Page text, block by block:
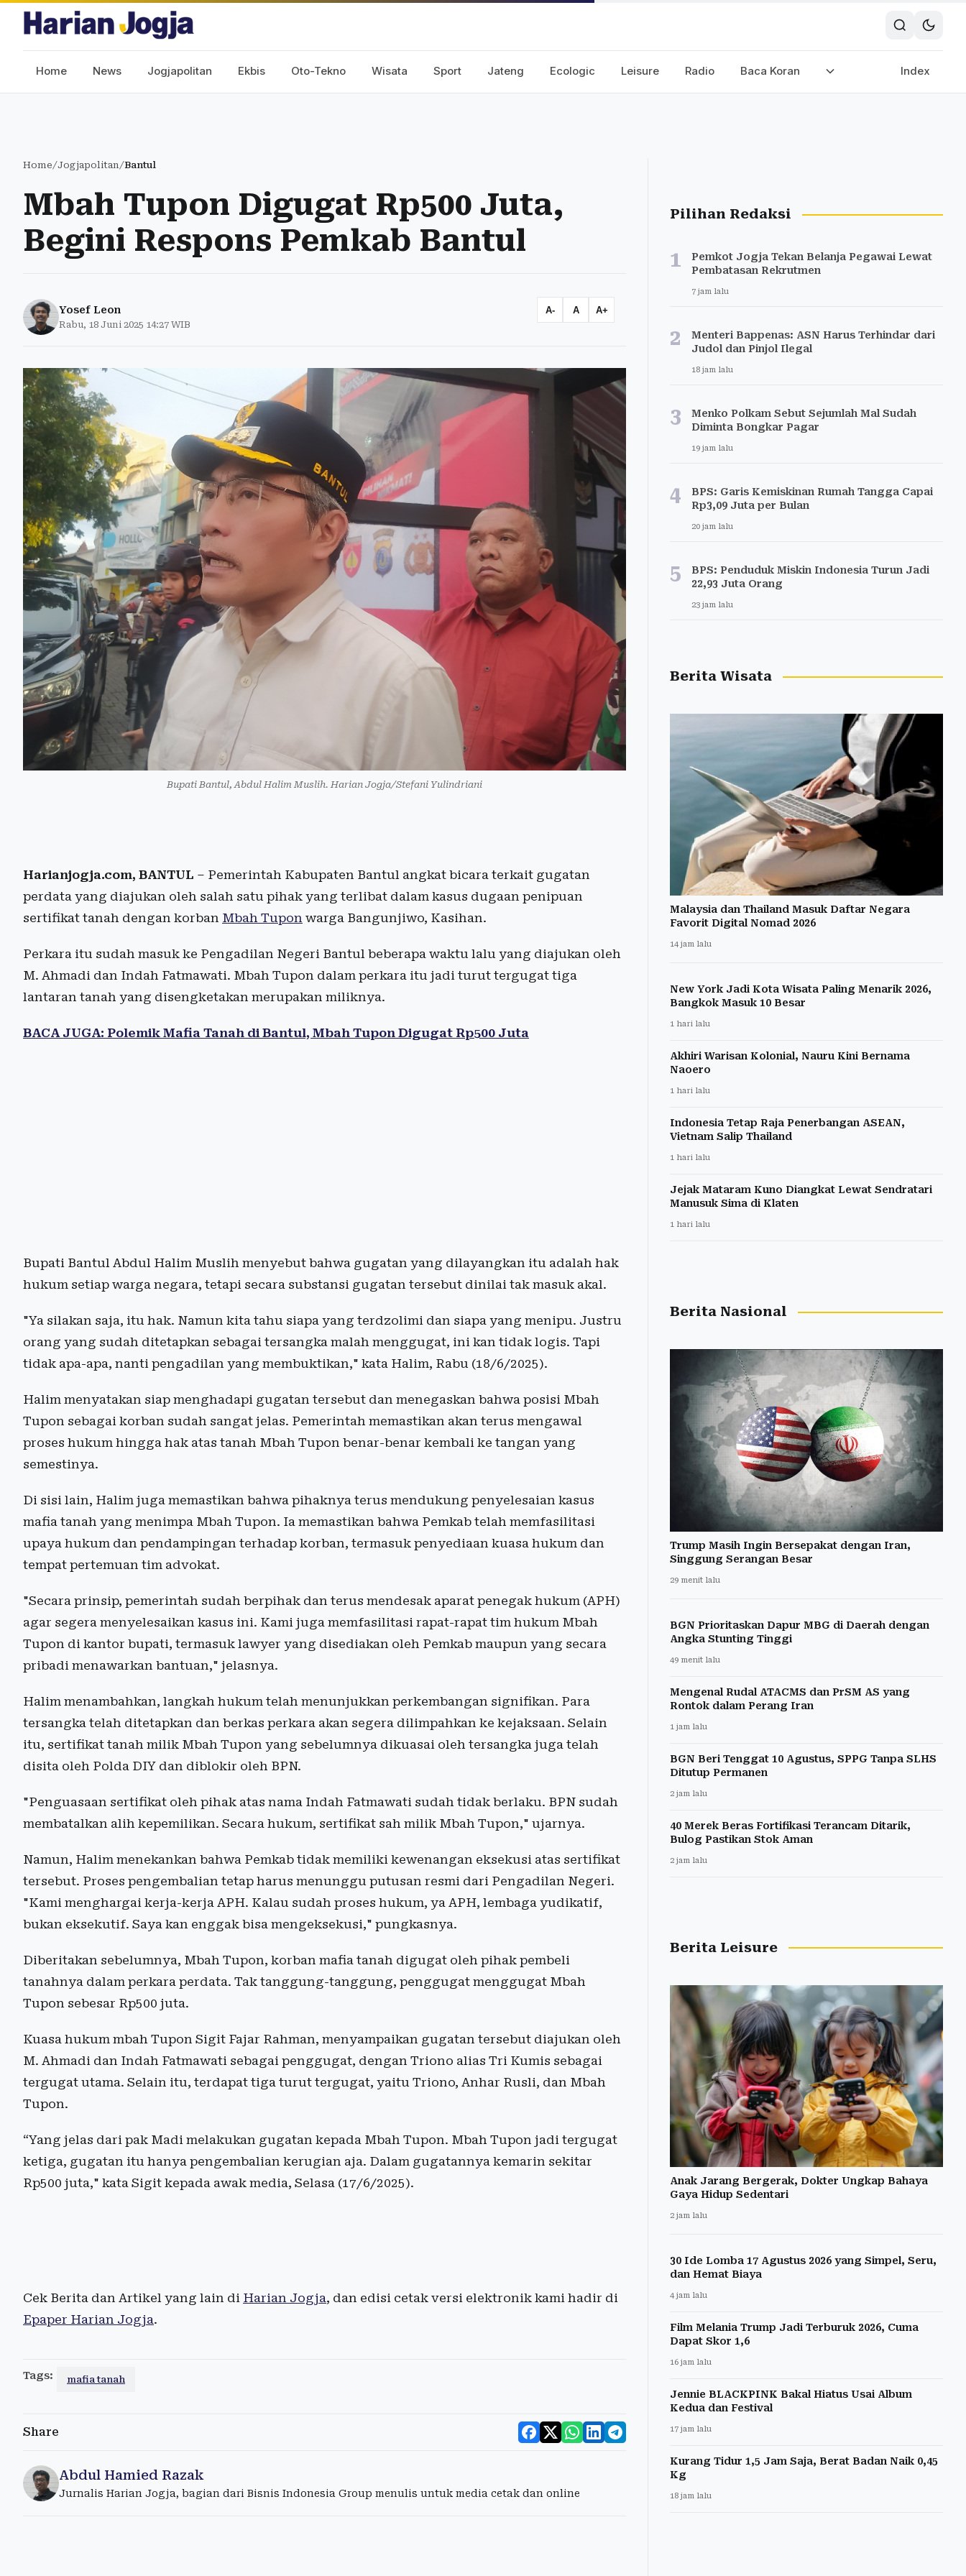
Home News Jogjapolitan Ekbis Oto-Tekno Wisata Sport Jateng Ecologic Leisure Radio Baca Koran Index
Home/Jogjapolitan/Bantul
Mbah Tupon Digugat Rp500 Juta,
Begini Respons Pemkab Bantul
Yosef Leon
Rabu, 18 Juni 2025 14:27 WIB
A- A A+
Bupati Bantul, Abdul Halim Muslih. Harian Jogja/Stefani Yulindriani
Harianjogja.com, BANTUL – Pemerintah Kabupaten Bantul angkat bicara terkait gugatan
perdata yang diajukan oleh salah satu pihak yang terlibat dalam kasus dugaan penipuan
sertifikat tanah dengan korban Mbah Tupon warga Bangunjiwo, Kasihan.
Perkara itu sudah masuk ke Pengadilan Negeri Bantul beberapa waktu lalu yang diajukan oleh
M. Ahmadi dan Indah Fatmawati. Mbah Tupon dalam perkara itu jadi turut tergugat tiga
lantaran tanah yang disengketakan merupakan miliknya.
BACA JUGA: Polemik Mafia Tanah di Bantul, Mbah Tupon Digugat Rp500 Juta
Bupati Bantul Abdul Halim Muslih menyebut bahwa gugatan yang dilayangkan itu adalah hak
hukum setiap warga negara, tetapi secara substansi gugatan tersebut dinilai tak masuk akal.
"Ya silakan saja, itu hak. Namun kita tahu siapa yang terdzolimi dan siapa yang menipu. Justru
orang yang sudah ditetapkan sebagai tersangka malah menggugat, ini kan tidak logis. Tapi
tidak apa-apa, nanti pengadilan yang membuktikan," kata Halim, Rabu (18/6/2025).
Halim menyatakan siap menghadapi gugatan tersebut dan menegaskan bahwa posisi Mbah
Tupon sebagai korban sudah sangat jelas. Pemerintah memastikan akan terus mengawal
proses hukum hingga hak atas tanah Mbah Tupon benar-benar kembali ke tangan yang
semestinya.
Di sisi lain, Halim juga memastikan bahwa pihaknya terus mendukung penyelesaian kasus
mafia tanah yang menimpa Mbah Tupon. Ia memastikan bahwa Pemkab telah memfasilitasi
upaya hukum dan pendampingan terhadap korban, termasuk penyediaan kuasa hukum dan
tempat pertemuan tim advokat.
"Secara prinsip, pemerintah sudah berpihak dan terus mendesak aparat penegak hukum (APH)
agar segera menyelesaikan kasus ini. Kami juga memfasilitasi rapat-rapat tim hukum Mbah
Tupon di kantor bupati, termasuk lawyer yang disediakan oleh Pemkab maupun yang secara
pribadi menawarkan bantuan," jelasnya.
Halim menambahkan, langkah hukum telah menunjukkan perkembangan signifikan. Para
tersangka telah ditetapkan dan berkas perkara akan segera dilimpahkan ke kejaksaan. Selain
itu, sertifikat tanah milik Mbah Tupon yang sebelumnya dikuasai oleh tersangka juga telah
disita oleh Polda DIY dan diblokir oleh BPN.
"Penguasaan sertifikat oleh pihak atas nama Indah Fatmawati sudah tidak berlaku. BPN sudah
membatalkan alih kepemilikan. Secara hukum, sertifikat sah milik Mbah Tupon," ujarnya.
Namun, Halim menekankan bahwa Pemkab tidak memiliki kewenangan eksekusi atas sertifikat
tersebut. Proses pengembalian tetap harus menunggu putusan resmi dari Pengadilan Negeri.
"Kami menghargai kerja-kerja APH. Kalau sudah proses hukum, ya APH, lembaga yudikatif,
bukan eksekutif. Saya kan enggak bisa mengeksekusi," pungkasnya.
Diberitakan sebelumnya, Mbah Tupon, korban mafia tanah digugat oleh pihak pembeli
tanahnya dalam perkara perdata. Tak tanggung-tanggung, penggugat menggugat Mbah
Tupon sebesar Rp500 juta.
Kuasa hukum mbah Tupon Sigit Fajar Rahman, menyampaikan gugatan tersebut diajukan oleh
M. Ahmadi dan Indah Fatmawati sebagai penggugat, dengan Triono alias Tri Kumis sebagai
tergugat utama. Selain itu, terdapat tiga turut tergugat, yaitu Triono, Anhar Rusli, dan Mbah
Tupon.
“Yang jelas dari pak Madi melakukan gugatan kepada Mbah Tupon. Mbah Tupon jadi tergugat
ketiga, gugatan itu hanya pengembalian kerugian aja. Dalam gugatannya kemarin sekitar
Rp500 juta," kata Sigit kepada awak media, Selasa (17/6/2025).
Cek Berita dan Artikel yang lain di Harian Jogja, dan edisi cetak versi elektronik kami hadir di
Epaper Harian Jogja.
Tags: mafia tanah
Share
Abdul Hamied Razak
Jurnalis Harian Jogja, bagian dari Bisnis Indonesia Group menulis untuk media cetak dan online
Pilihan Redaksi
1
Pemkot Jogja Tekan Belanja Pegawai Lewat
Pembatasan Rekrutmen
7 jam lalu
2
Menteri Bappenas: ASN Harus Terhindar dari
Judol dan Pinjol Ilegal
18 jam lalu
3
Menko Polkam Sebut Sejumlah Mal Sudah
Diminta Bongkar Pagar
19 jam lalu
4
BPS: Garis Kemiskinan Rumah Tangga Capai
Rp3,09 Juta per Bulan
20 jam lalu
5
BPS: Penduduk Miskin Indonesia Turun Jadi
22,93 Juta Orang
23 jam lalu
Berita Wisata
Malaysia dan Thailand Masuk Daftar Negara
Favorit Digital Nomad 2026
14 jam lalu
New York Jadi Kota Wisata Paling Menarik 2026,
Bangkok Masuk 10 Besar
1 hari lalu
Akhiri Warisan Kolonial, Nauru Kini Bernama
Naoero
1 hari lalu
Indonesia Tetap Raja Penerbangan ASEAN,
Vietnam Salip Thailand
1 hari lalu
Jejak Mataram Kuno Diangkat Lewat Sendratari
Manusuk Sima di Klaten
1 hari lalu
Berita Nasional
Trump Masih Ingin Bersepakat dengan Iran,
Singgung Serangan Besar
29 menit lalu
BGN Prioritaskan Dapur MBG di Daerah dengan
Angka Stunting Tinggi
49 menit lalu
Mengenal Rudal ATACMS dan PrSM AS yang
Rontok dalam Perang Iran
1 jam lalu
BGN Beri Tenggat 10 Agustus, SPPG Tanpa SLHS
Ditutup Permanen
2 jam lalu
40 Merek Beras Fortifikasi Terancam Ditarik,
Bulog Pastikan Stok Aman
2 jam lalu
Berita Leisure
Anak Jarang Bergerak, Dokter Ungkap Bahaya
Gaya Hidup Sedentari
2 jam lalu
30 Ide Lomba 17 Agustus 2026 yang Simpel, Seru,
dan Hemat Biaya
4 jam lalu
Film Melania Trump Jadi Terburuk 2026, Cuma
Dapat Skor 1,6
16 jam lalu
Jennie BLACKPINK Bakal Hiatus Usai Album
Kedua dan Festival
17 jam lalu
Kurang Tidur 1,5 Jam Saja, Berat Badan Naik 0,45
Kg
18 jam lalu